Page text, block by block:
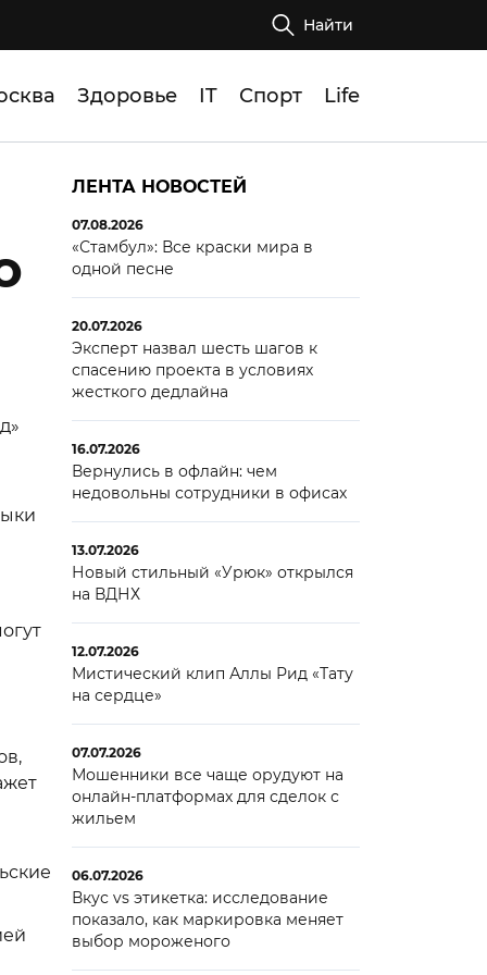
Найти
Здоровье IT Спорт Life
ЛЕНТА НОВОСТЕЙ
07.08.2026
«Стамбул»: Все краски мира в
одной песне
20.07.2026
Эксперт назвал шесть шагов к
спасению проекта в условиях
жесткого дедлайна
16.07.2026
Вернулись в офлайн: чем
недовольны сотрудники в офисах
13.07.2026
Новый стильный «Урюк» открылся
на ВДНХ
12.07.2026
Мистический клип Аллы Рид «Тату
на сердце»
07.07.2026
Мошенники все чаще орудуют на
онлайн-платформах для сделок с
жильем
06.07.2026
Вкус vs этикетка: исследование
показало, как маркировка меняет
выбор мороженого